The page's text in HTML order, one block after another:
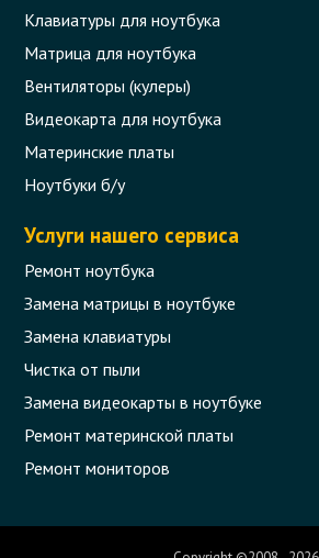
Клавиатуры для ноутбука
Матрица для ноутбука
Вентиляторы (кулеры)
Видеокарта для ноутбука
Материнские платы
Ноутбуки б/у
Услуги нашего сервиса
Ремонт ноутбука
Замена матрицы в ноутбуке
Замена клавиатуры
Чистка от пыли
Замена видеокарты в ноутбуке
Ремонт материнской платы
Ремонт мониторов